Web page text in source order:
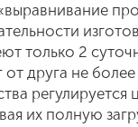
только 2
друга не
их полную